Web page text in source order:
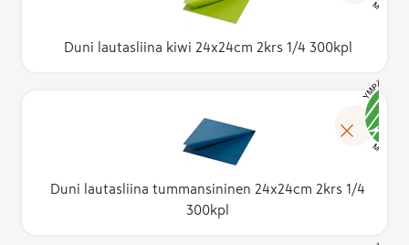
Duni lautasliina kiwi 24x24cm 2krs 1/4 300kpl
Duni lautasliina tummansininen 24x24cm 2krs 1/4
300kpl